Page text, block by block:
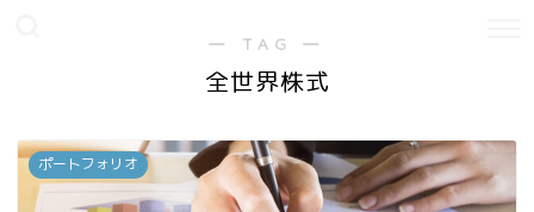
― TAG ―
全世界株式
ポートフォリオ